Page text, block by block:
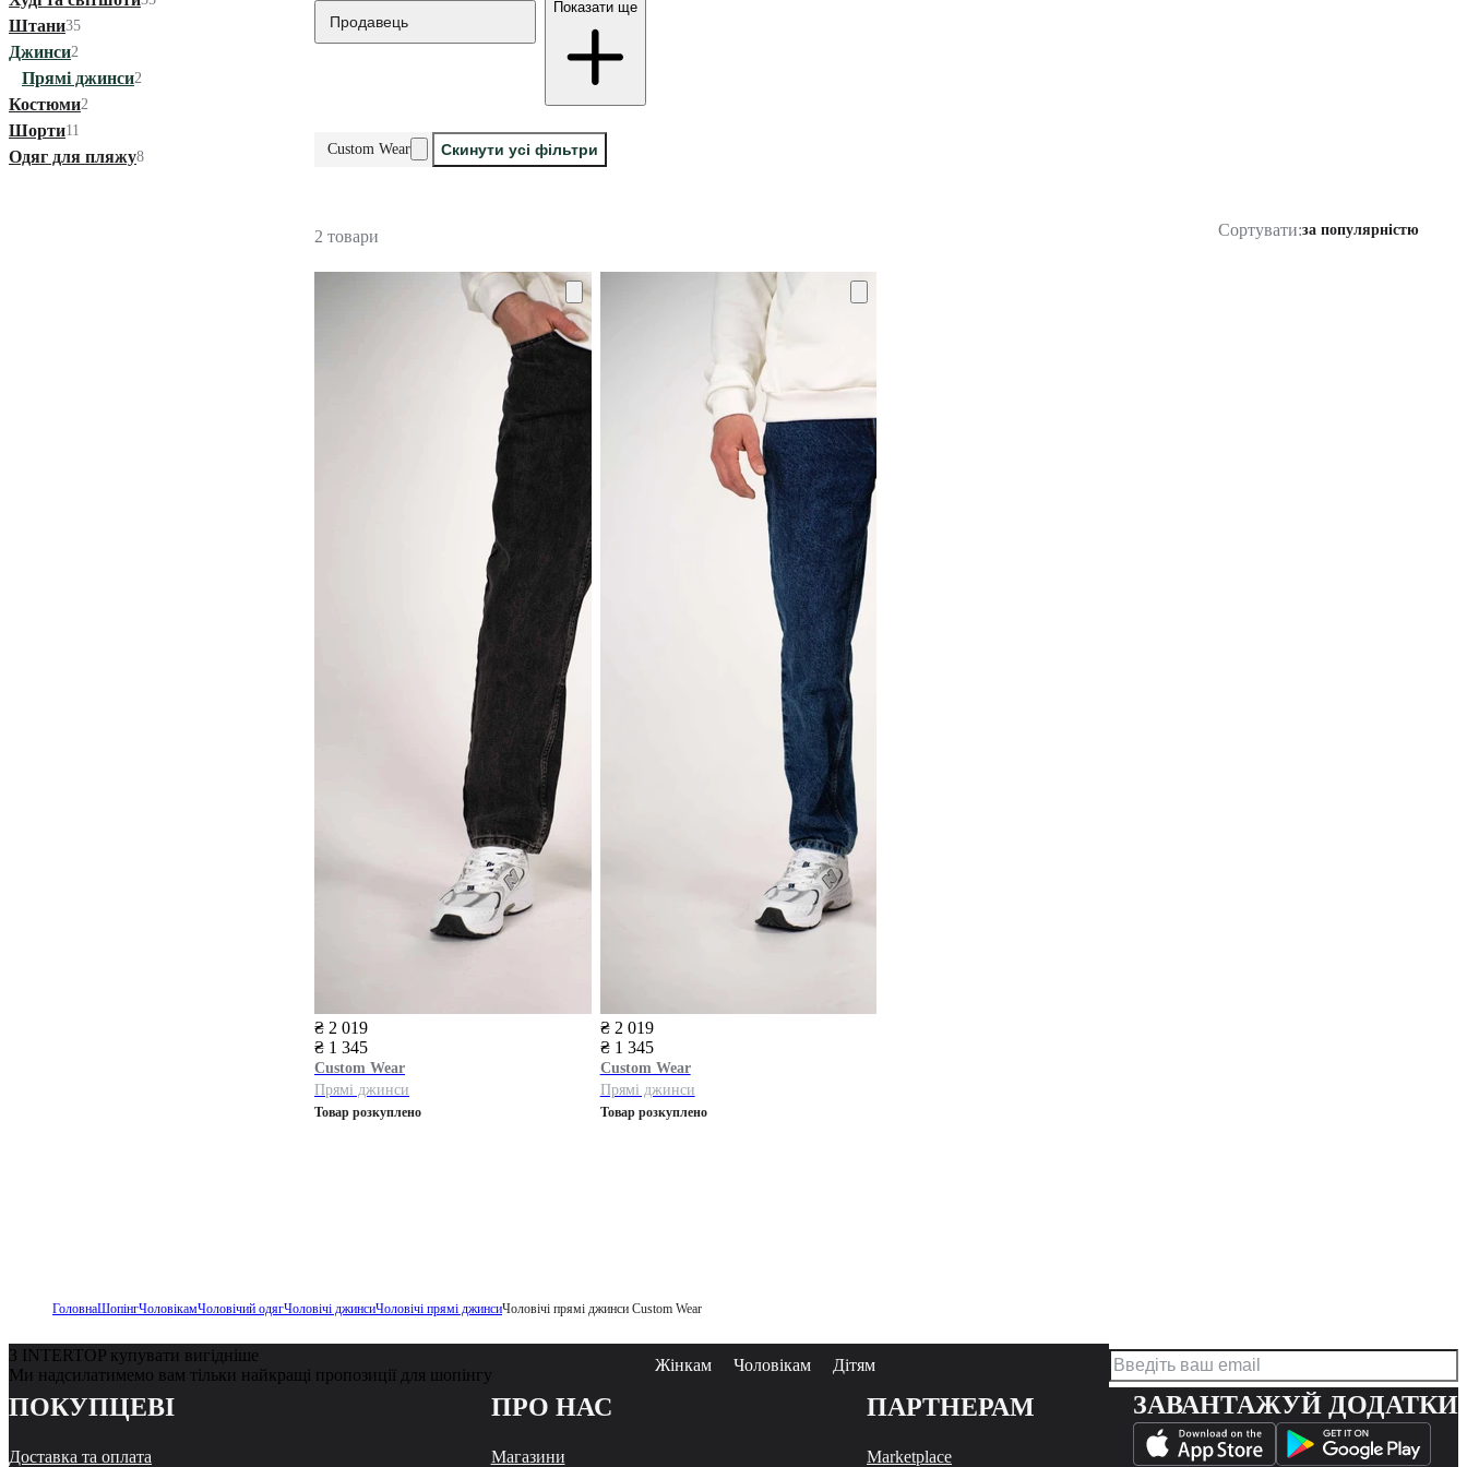
Штани35
Джинси2
Прямі джинси2
Костюми2
Шорти11
Одяг для пляжу8
Продавець
Показати ще
Custom Wear Скинути усі фільтри
2 товари Сортувати:за популярністю
₴ 2 019
₴ 1 345
Custom Wear
Прямі джинси
Товар розкуплено
₴ 2 019
₴ 1 345
Custom Wear
Прямі джинси
Товар розкуплено
ГоловнаШопінгЧоловікамЧоловічий одягЧоловічі джинсиЧоловічі прямі джинсиЧоловічі прямі джинси Custom Wear
З INTERTOP купувати вигідніше
Ми надсилатимемо вам тільки найкращі пропозиції для шопінгу
Жінкам Чоловікам Дітям
ПОКУПЦЕВІ
Доставка та оплата
ПРО НАС
Магазини
ПАРТНЕРАМ
Marketplace
ЗАВАНТАЖУЙ ДОДАТКИ